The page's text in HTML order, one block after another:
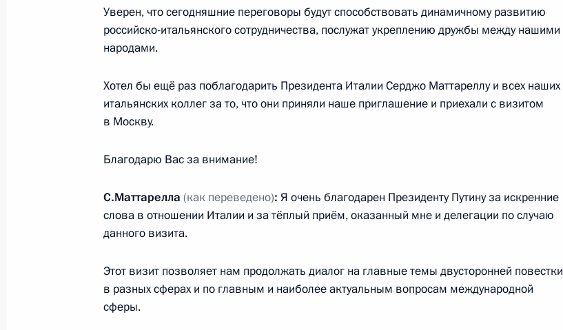
3 апреля 2017 года, 20:30 Санкт-Петербург
и пострадавшим при взрыве в метро в Санкт-Петербурге
3 апреля 2017 года, 15:20
и справедливость»
3 апреля 2017 года, 14:40 Санкт-Петербург
Видеоконференция по случаю начала бурения скважины
Центрально-Ольгинская – 1
Уверен, что сегодняшние переговоры будут способствовать динамичному развитию
российско-итальянского сотрудничества, послужат укреплению дружбы между нашими
народами.
Хотел бы ещё раз поблагодарить Президента Италии Серджо Маттареллу и всех наших
итальянских коллег за то, что они приняли наше приглашение и приехали с визитом
в Москву.
Благодарю Вас за внимание!
С.Маттарелла (как переведено): Я очень благодарен Президенту Путину за искренние
слова в отношении Италии и за тёплый приём, оказанный мне и делегации по случаю
данного визита.
Этот визит позволяет нам продолжать диалог на главные темы двусторонней повестки
в разных сферах и по главным и наиболее актуальным вопросам международной
сферы.